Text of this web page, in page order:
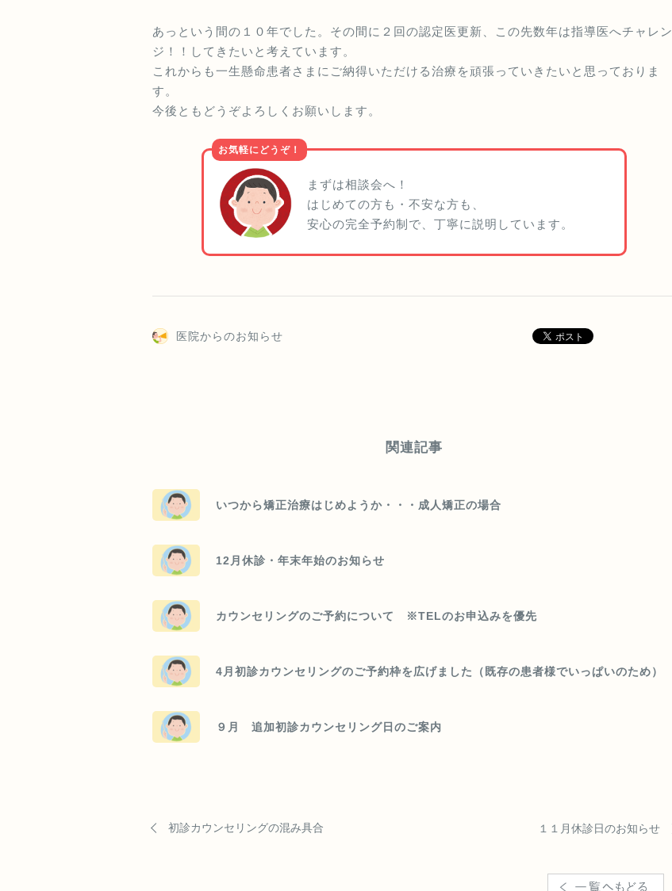
あっという間の１０年でした。その間に２回の認定医更新、この先数年は指導医へチャレン
ジ！！してきたいと考えています。
これからも一生懸命患者さまにご納得いただける治療を頑張っていきたいと思っておりま
す。
今後ともどうぞよろしくお願いします。
お気軽にどうぞ！
まずは相談会へ！
はじめての方も・不安な方も、
安心の完全予約制で、丁寧に説明しています。
医院からのお知らせ
関連記事
いつから矯正治療はじめようか・・・成人矯正の場合
12月休診・年末年始のお知らせ
カウンセリングのご予約について ※TELのお申込みを優先
4月初診カウンセリングのご予約枠を広げました（既存の患者様でいっぱいのため）
９月 追加初診カウンセリング日のご案内
１１月休診日のお知らせ
初診カウンセリングの混み具合